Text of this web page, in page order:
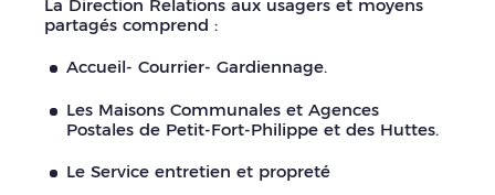
La Direction Relations aux usagers et moyens
partagés comprend :
Accueil- Courrier- Gardiennage.
Les Maisons Communales et Agences
Postales de Petit-Fort-Philippe et des Huttes.
Le Service entretien et propreté